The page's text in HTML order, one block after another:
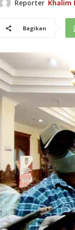
Reporter Khalim
Bagikan